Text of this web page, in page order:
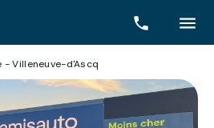
- Villeneuve-d'Ascq